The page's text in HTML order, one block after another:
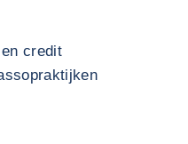
credit